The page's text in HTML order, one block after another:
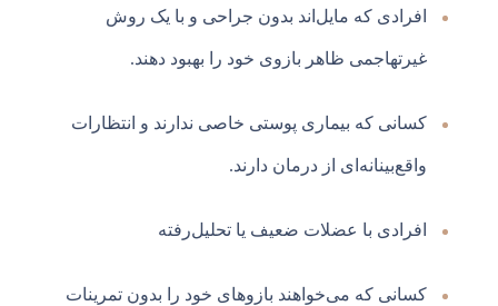
افرادی که مایل‌اند بدون جراحی و با یک روش
غیرتهاجمی ظاهر بازوی خود را بهبود دهند.
کسانی که بیماری پوستی خاصی ندارند و انتظارات
واقع‌بینانه‌ای از درمان دارند.
افرادی با عضلات ضعیف یا تحلیل‌رفته
کسانی که می‌خواهند بازوهای خود را بدون تمرینات